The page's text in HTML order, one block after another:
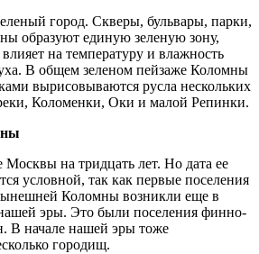
город. Скверы, бульвары, парки,
образуют единую зеленую зону,
на температуру и влажность
В общем зеленом пейзаже Коломны
вырисовываются русла нескольких
Коломенки, Оки и малой Репинки.
на тридцать лет. Но дата ее
условной, так как первые поселения
Коломны возникли еще в
эры. Это были поселения финно-
В начале нашей эры тоже
городищ.